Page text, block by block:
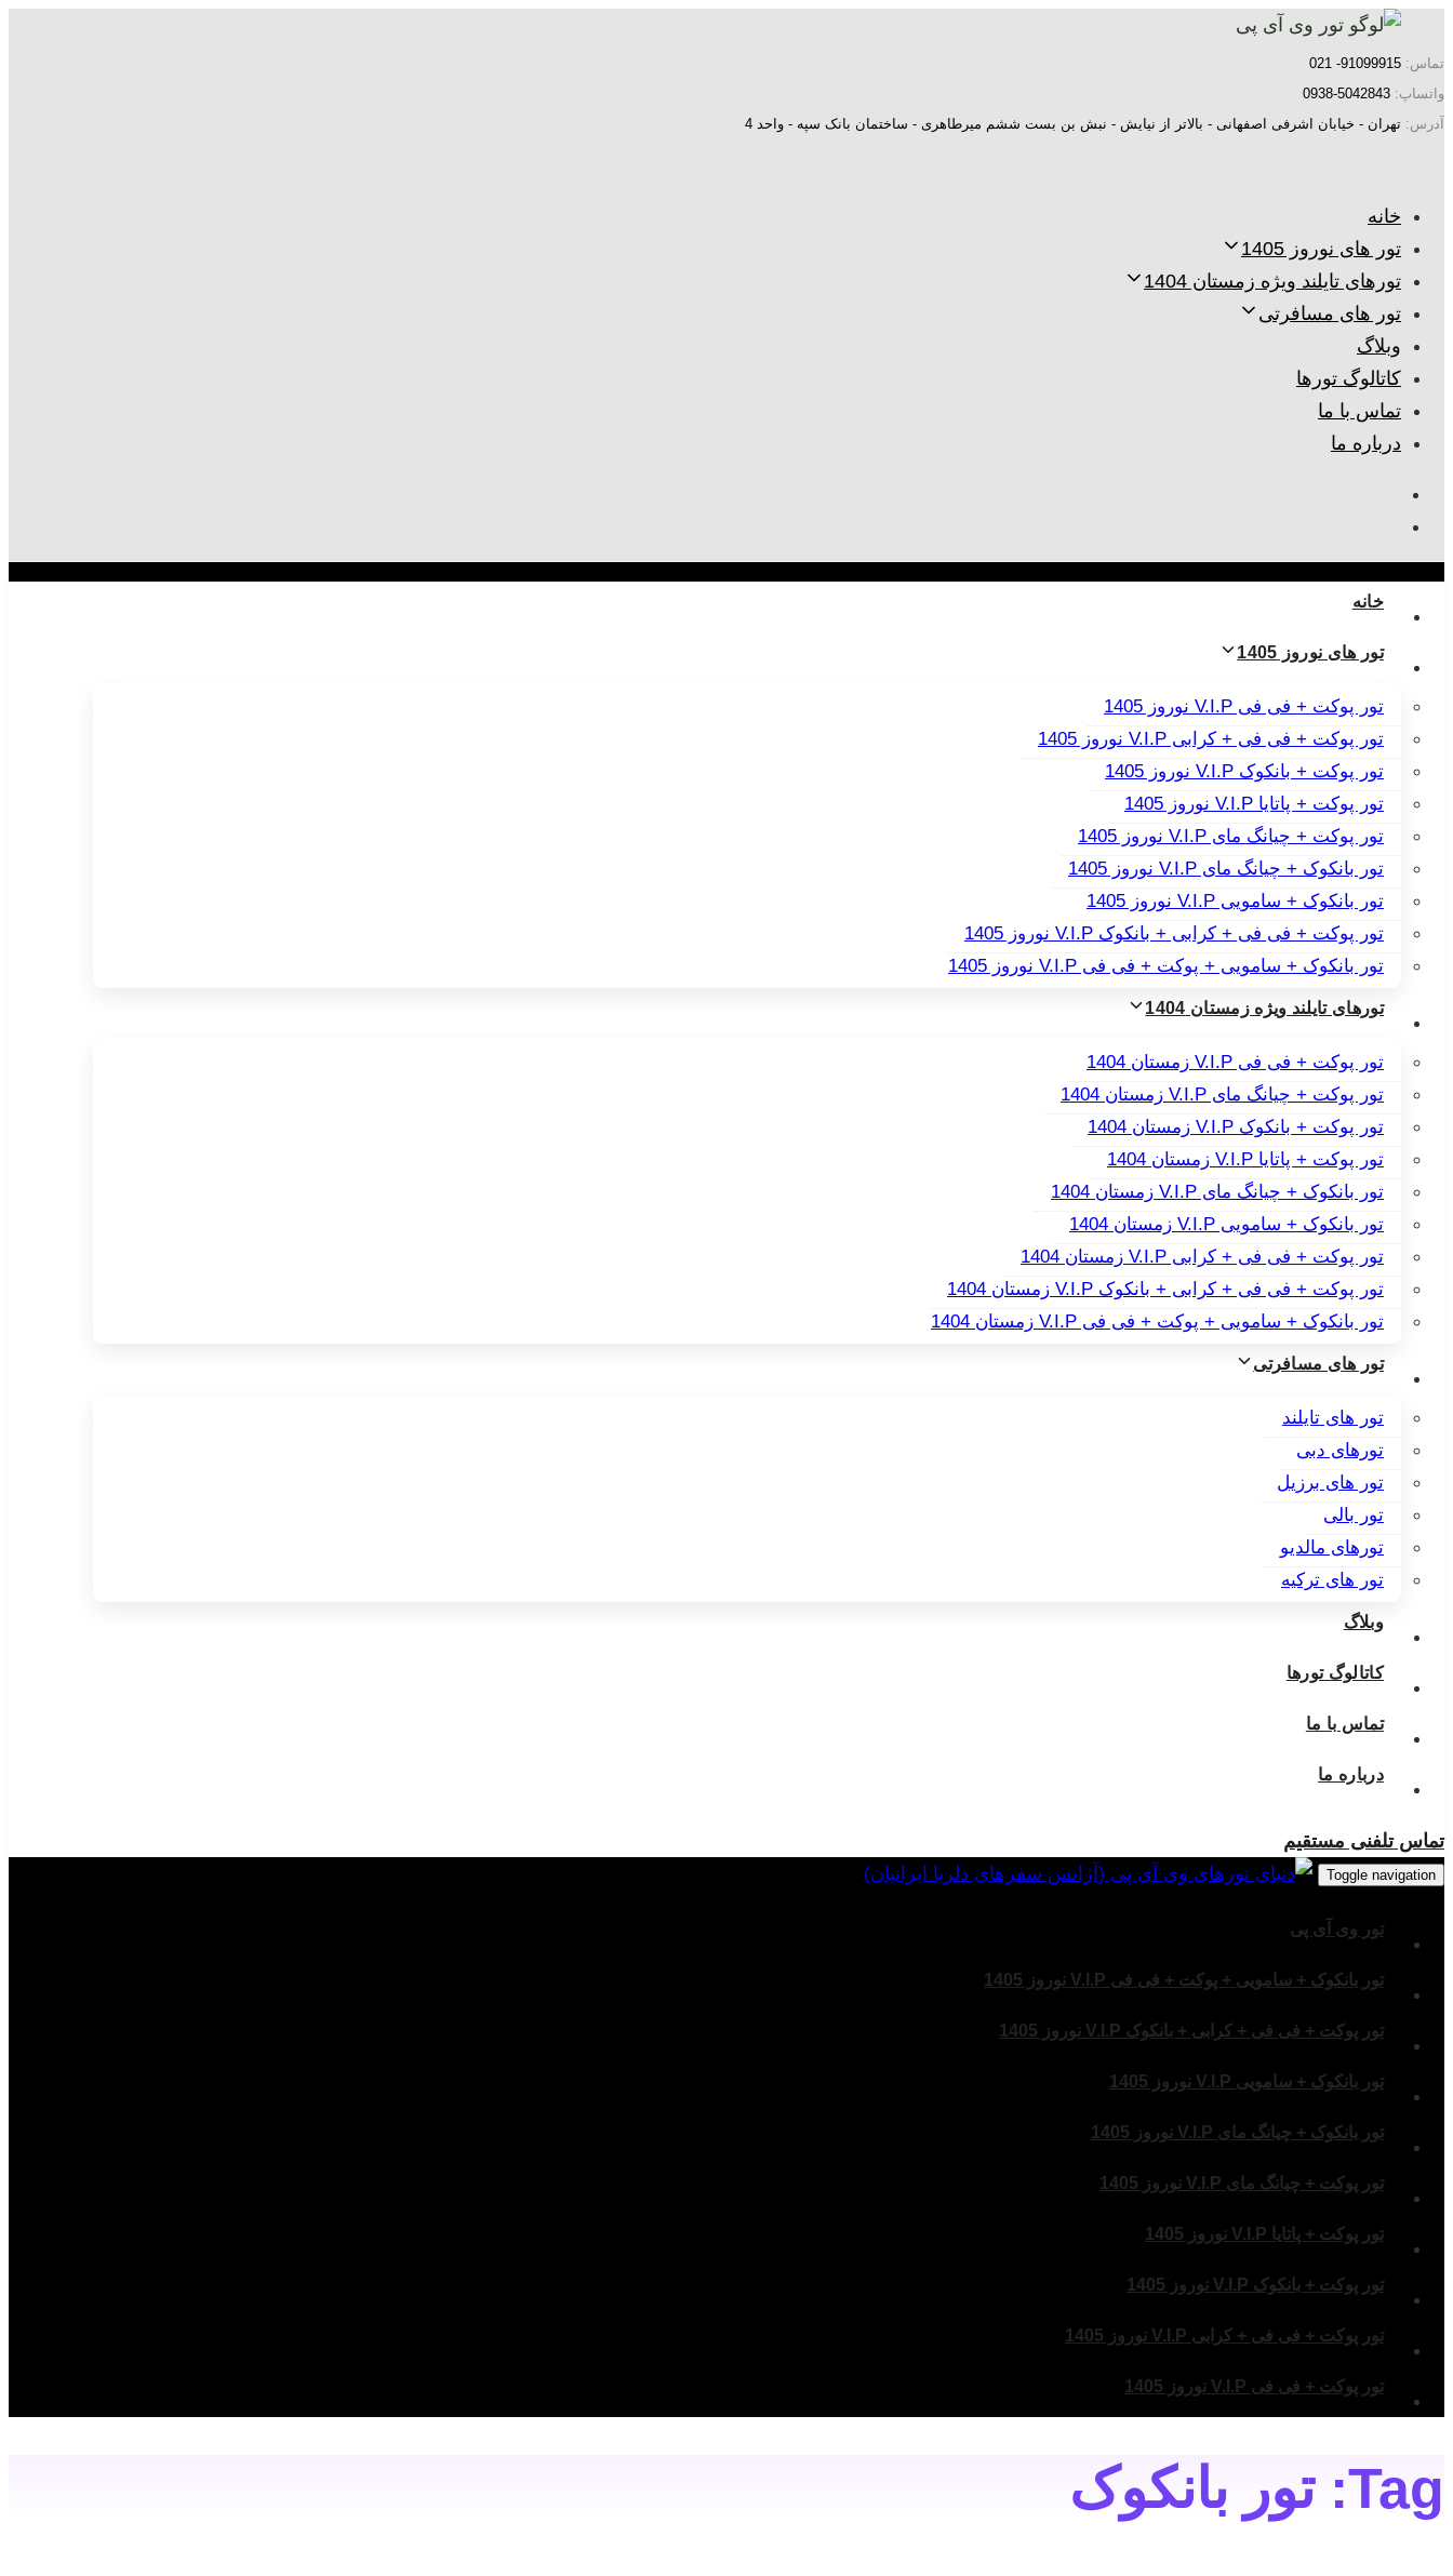
لینک
ها
به
ناوبری
اولیه
محتوا
تماس: 91099915- 021
واتساپ: 5042843-0938
آدرس: تهران - خیابان اشرفی اصفهانی - بالاتر از نیایش - نبش بن بست ششم میرطاهری - ساختمان بانک سپه - واحد 4
خانه
تور های نوروز 1405
تورهای تایلند ویژه زمستان 1404
تور های مسافرتی
وبلاگ
کاتالوگ تورها
تماس با ما
درباره ما
خانه
تور های نوروز 1405
تور پوکت + فی فی V.I.P نوروز 1405
تور پوکت + فی فی + کرابی V.I.P نوروز 1405
تور پوکت + بانکوک V.I.P نوروز 1405
تور پوکت + پاتایا V.I.P نوروز 1405
تور پوکت + چیانگ مای V.I.P نوروز 1405
تور بانکوک + چیانگ مای V.I.P نوروز 1405
تور بانکوک + سامویی V.I.P نوروز 1405
تور پوکت + فی فی + کرابی + بانکوک V.I.P نوروز 1405
تور بانکوک + سامویی + پوکت + فی فی V.I.P نوروز 1405
تورهای تایلند ویژه زمستان 1404
تور پوکت + فی فی V.I.P زمستان 1404
تور پوکت + چیانگ مای V.I.P زمستان 1404
تور پوکت + بانکوک V.I.P زمستان 1404
تور پوکت + پاتایا V.I.P زمستان 1404
تور بانکوک + چیانگ مای V.I.P زمستان 1404
تور بانکوک + سامویی V.I.P زمستان 1404
تور پوکت + فی فی + کرابی V.I.P زمستان 1404
تور پوکت + فی فی + کرابی + بانکوک V.I.P زمستان 1404
تور بانکوک + سامویی + پوکت + فی فی V.I.P زمستان 1404
تور های مسافرتی
تور های تایلند
تورهای دبی
تور های برزیل
تور بالی
تورهای مالدیو
تور های ترکیه
وبلاگ
کاتالوگ تورها
تماس با ما
درباره ما
تماس تلفنی مستقیم
Toggle navigation
تور وی آی پی
تور بانکوک + سامویی + پوکت + فی فی V.I.P نوروز 1405
تور پوکت + فی فی + کرابی + بانکوک V.I.P نوروز 1405
تور بانکوک + سامویی V.I.P نوروز 1405
تور بانکوک + چیانگ مای V.I.P نوروز 1405
تور پوکت + چیانگ مای V.I.P نوروز 1405
تور پوکت + پاتایا V.I.P نوروز 1405
تور پوکت + بانکوک V.I.P نوروز 1405
تور پوکت + فی فی + کرابی V.I.P نوروز 1405
تور پوکت + فی فی V.I.P نوروز 1405
Tag: تور بانکوک